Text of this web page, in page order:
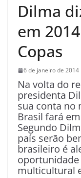
Dilma
em
Copas
6 de janeiro de 2014
Na volta do
presidenta
sua conta no
Brasil fará em
Segundo
país serão
brasileiro é
multicultural